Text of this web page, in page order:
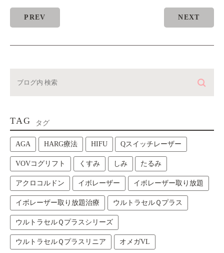
PREV NEXT
TAG タグ
AGA HARG療法 HIFU Qスイッチレーザー
VOVコグリフト くすみ しみ たるみ
アクロコルドン イボレーザー イボレーザー取り放題
イボレーザー取り放題治療 ウルトラセルＱプラス
ウルトラセルＱプラスシリーズ
ウルトラセルＱプラスリニア オメガVL